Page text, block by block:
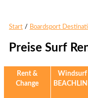
Start Boardsport
Preise Surf
Rent &
Change
Windsurf